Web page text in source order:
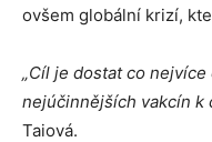
ovšem globální krizí,
„Cíl je dostat co
nejúčinnějších vakcín k
Taiová.